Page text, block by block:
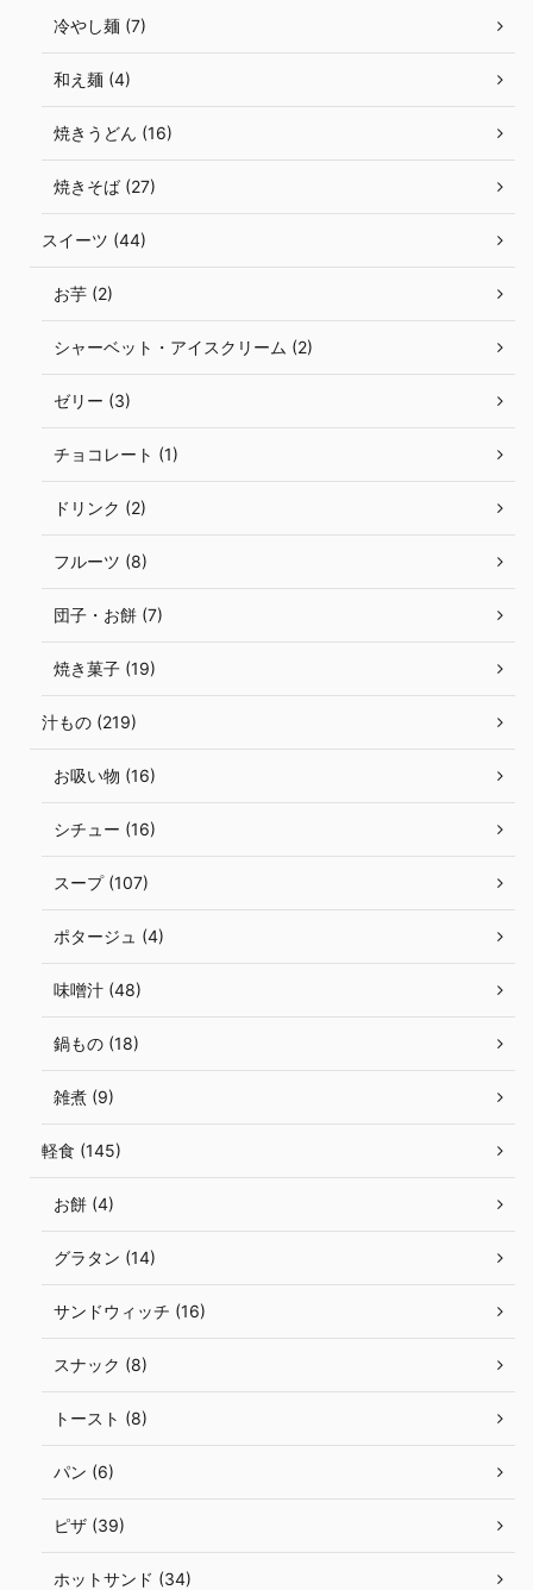
冷やし麺 (7)
和え麺 (4)
焼きうどん (16)
焼きそば (27)
スイーツ (44)
お芋 (2)
シャーベット・アイスクリーム (2)
ゼリー (3)
チョコレート (1)
ドリンク (2)
フルーツ (8)
団子・お餅 (7)
焼き菓子 (19)
汁もの (219)
お吸い物 (16)
シチュー (16)
スープ (107)
ポタージュ (4)
味噌汁 (48)
鍋もの (18)
雑煮 (9)
軽食 (145)
お餅 (4)
グラタン (14)
サンドウィッチ (16)
スナック (8)
トースト (8)
パン (6)
ピザ (39)
ホットサンド (34)